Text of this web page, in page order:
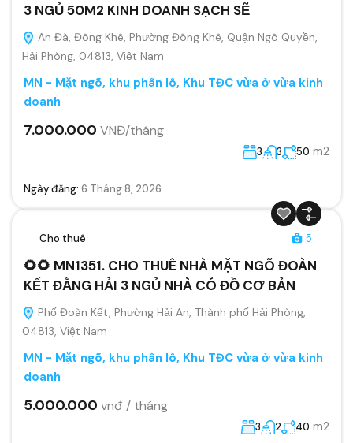
3 NGỦ 50M2 KINH DOANH SẠCH SẼ
An Đà, Đông Khê, Phường Đông Khê, Quận Ngô Quyền,
Hải Phòng, 04813, Việt Nam
MN - Mặt ngõ, khu phân lô, Khu TĐC vừa ở vừa kinh
doanh
7.000.000 VNĐ/tháng
3 3 50 m2
Ngày đăng: 6 Tháng 8, 2026
Cho thuê 5
🌻🌻 MN1351. CHO THUÊ NHÀ MẶT NGÕ ĐOÀN
KẾT ĐẰNG HẢI 3 NGỦ NHÀ CÓ ĐỒ CƠ BẢN
Phố Đoàn Kết, Phường Hải An, Thành phố Hải Phòng,
04813, Việt Nam
MN - Mặt ngõ, khu phân lô, Khu TĐC vừa ở vừa kinh
doanh
5.000.000 vnđ / tháng
3 2 40 m2